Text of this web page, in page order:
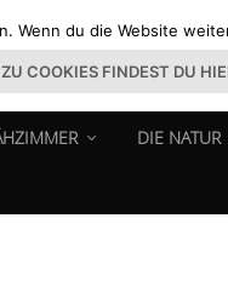
DIE NATUR
Wenn du die Website
COOKIES FINDEST DU